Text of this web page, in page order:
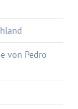
von Pedro